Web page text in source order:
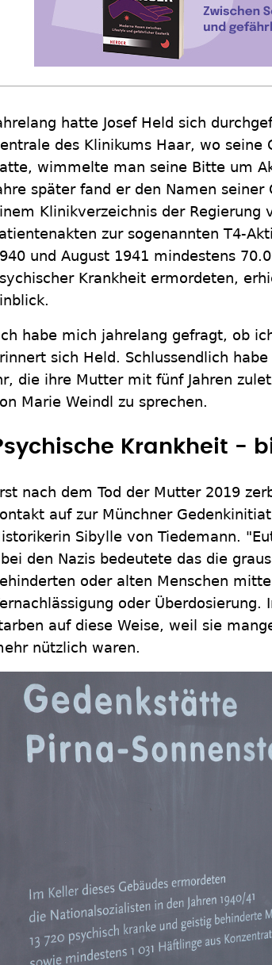
hatte Josef Held sich
des Klinikums Haar, wo
wimmelte man seine Bitte um
später fand er den Namen
Klinikverzeichnis der Regierung
zur sogenannten T4-
und August 1941 mindestens
Krankheit ermordeten,
habe mich jahrelang gefragt, ob
sich Held. Schlussendlich
die ihre Mutter mit fünf Jahren
Marie Weindl zu sprechen.
Krankheit -
nach dem Tod der Mutter 2019
auf zur Münchner
Sibylle von Tiedemann.
den Nazis bedeutete das die
oder alten Menschen
oder Überdosierung.
auf diese Weise, weil sie
nützlich waren.